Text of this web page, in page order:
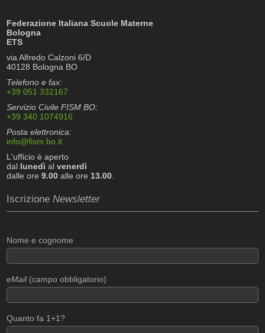
Federazione Italiana Scuole Materne
Bologna
ETS
via Alfredo Calzoni 6/D
40128 Bologna BO
Telefono e fax:
+39 051 332167
Servizio Civile FISM BO:
+39 340 1074916
Posta elettronica:
info@fism.bo.it
L'ufficio è aperto
dal lunedì alvenerdì
dalle ore9.00 alle ore 13.00.
IscrizioneNewsletter
Nome e cognome
eMail(campo obbligatorio)
Quanto fa 1+1?